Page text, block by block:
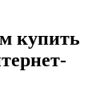
купить